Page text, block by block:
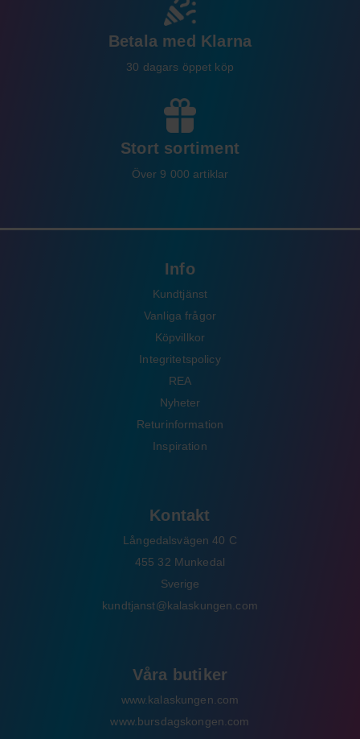
Betala med Klarna
30 dagars öppet köp
Stort sortiment
Över 9 000 artiklar
Info
Kundtjänst
Vanliga frågor
Köpvillkor
Integritetspolicy
REA
Nyheter
Returinformation
Inspiration
Kontakt
Långedalsvägen 40 C
455 32 Munkedal
Sverige
kundtjanst@kalaskungen.com
Våra butiker
www.kalaskungen.com
www.bursdagskongen.com